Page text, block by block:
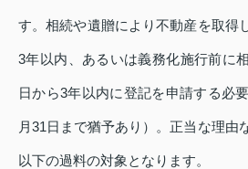
す。相続や遺贈により不動産を取得
3年以内、あるいは義務化施行前に
日から3年以内に登記を申請する必
月31日まで猶予あり）。正当な理由
以下の過料の対象となります。